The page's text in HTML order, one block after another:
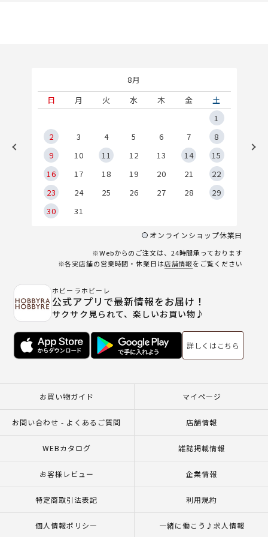
8月
日
月 火 水 木 金
土
1
2
3 4 5 6 7
8
9
10 11 12 13 14
15
16
17 18 19 20 21
22
23
24 25 26 27 28
29
30
31
オンラインショップ休業日
※Webからのご注文は、24時間承っております
※各実店舗の営業時間・休業日は店舗情報をご覧ください
ホビーラホビーレ
公式アプリで最新情報をお届け！
サクサク見られて、楽しいお買い物♪
詳しくはこちら
お買い物ガイド マイページ
お問い合わせ - よくあるご質問 店舗情報
WEBカタログ 雑誌掲載情報
お客様レビュー 企業情報
特定商取引法表記 利用規約
個人情報ポリシー 一緒に働こう♪求人情報